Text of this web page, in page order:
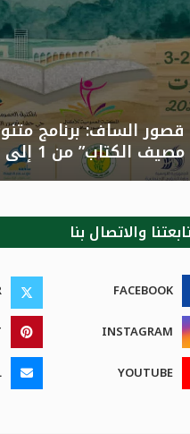
قصور الساف: برنامج
مصيف الكتاب” من 1 إلى 3 أوت 2026
والاتصال بنا
FACEBOOK
INSTAGRAM
YOUTUBE